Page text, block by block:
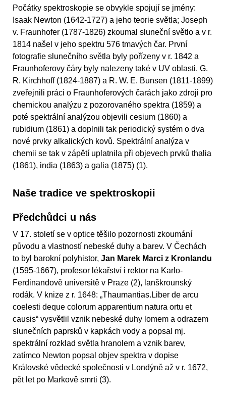
Počátky spektroskopie se obvykle spojují se jmény:
Isaak Newton (1642-1727) a jeho teorie světla; Joseph
v. Fraunhofer (1787-1826) zkoumal sluneční světlo a v r.
1814 našel v jeho spektru 576 tmavých čar. První
fotografie slunečního světla byly pořízeny v r. 1842 a
Fraunhoferovy čáry byly nalezeny také v UV oblasti. G.
R. Kirchhoff (1824-1887) a R. W. E. Bunsen (1811-1899)
zveřejnili práci o Fraunhoferových čarách jako zdroji pro
chemickou analýzu z pozorovaného spektra (1859) a
poté spektrální analýzou objevili cesium (1860) a
rubidium (1861) a doplnili tak periodický systém o dva
nové prvky alkalických kovů. Spektrální analýza v
chemii se tak v zápětí uplatnila při objevech prvků thalia
(1861), india (1863) a galia (1875) (1).
Naše tradice ve spektroskopii
Předchůdci u nás
V 17. století se v optice těšilo pozornosti zkoumání
původu a vlastností nebeské duhy a barev. V Čechách
to byl barokní polyhistor, Jan Marek Marci z Kronlandu
(1595-1667), profesor lékařství i rektor na Karlo-
Ferdinandově universitě v Praze (2), lanškrounský
rodák. V knize z r. 1648: „Thaumantias.Liber de arcu
coelesti deque colorum apparentium natura ortu et
causis“ vysvětlil vznik nebeské duhy lomem a odrazem
slunečních paprsků v kapkách vody a popsal mj.
spektrální rozklad světla hranolem a vznik barev,
zatímco Newton popsal objev spektra v dopise
Královské vědecké společnosti v Londýně až v r. 1672,
pět let po Markově smrti (3).